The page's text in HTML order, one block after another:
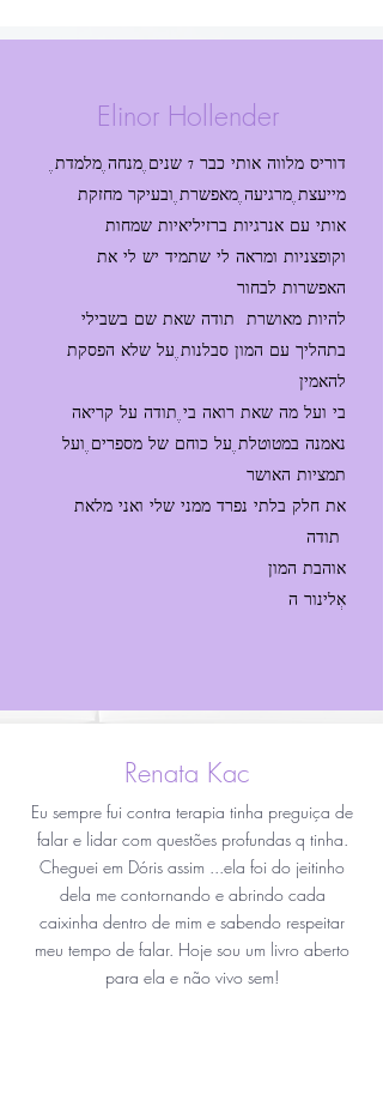
Elinor Hollender
דוריס מלווה אותי כבר 7 שנים, מנחה, מלמדת,
מייעצת, מרגיעה, מאפשרת, ובעיקר מחזקת
אותי עם אנרגיות ברזיליאיות שמחות
וקופצניות ומראה לי שתמיד יש לי את
האפשרות לבחור
להיות מאושרת תודה שאת שם בשבילי
בתהליך עם המון סבלנות, על שלא הפסקת
להאמין
בי ועל מה שאת רואה בי, תודה על קריאה
נאמנה במטוטלת, על כוחם של מספרים, ועל
תמציות האושר
את חלק בלתי נפרד ממני שלי ואני מלאת
אוהבת המון
Renata Kac
Eu sempre fui contra terapia tinha preguiça de
falar e lidar com questões profundas q tinha.
Cheguei em Dóris assim ...ela foi do jeitinho
dela me contornando e abrindo cada
caixinha dentro de mim e sabendo respeitar
meu tempo de falar. Hoje sou um livro aberto
para ela e não vivo sem!